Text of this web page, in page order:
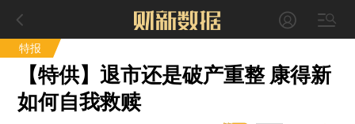
特报
【特供】退市还是破产重整 康得新
如何自我救赎